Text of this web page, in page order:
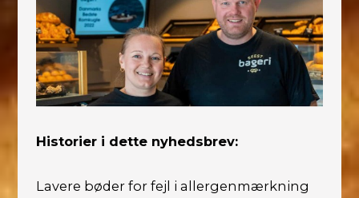
Historier i dette nyhedsbrev:
Lavere bøder for fejl i allergenmærkning